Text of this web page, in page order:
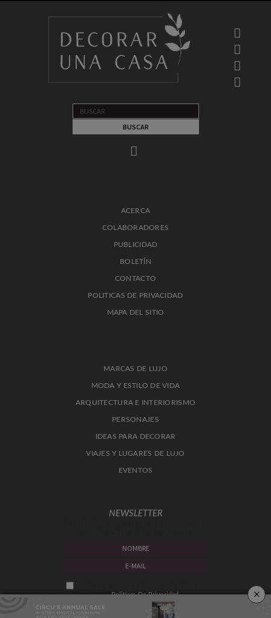
ACERCA
COLABORADORES
PUBLICIDAD
BOLETÍN
CONTACTO
POLITICAS DE PRIVACIDAD
MAPA DEL SITIO
MARCAS DE LUJO
MODA Y ESTILO DE VIDA
ARQUITECTURA E INTERIORISMO
PERSONAJES
IDEAS PARA DECORAR
VIAJES Y LUGARES DE LUJO
EVENTOS
NEWSLETTER
aceptaPoliticas De Privacidad. ×